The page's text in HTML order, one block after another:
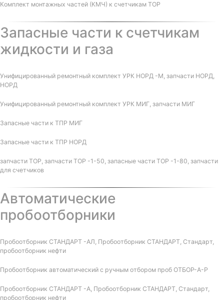
Комплект монтажных частей (КМЧ) к счетчикам ТОР
Запасные части к счетчикам
жидкости и газа
Унифицированный ремонтный комплект УРК НОРД -М, запчасти НОРД,
НОРД
Унифицированный ремонтный комплект УРК МИГ, запчасти МИГ
Запасные части к ТПР МИГ
Запасные части к ТПР НОРД
запчасти ТОР, запчасти ТОР -1-50, запасные части ТОР -1-80, запчасти
для счетчиков
Автоматические
пробоотборники
Пробоотборник СТАНДАРТ -АЛ, Пробоотборник СТАНДАРТ, Стандарт,
пробоотборник нефти
Пробоотборник автоматический с ручным отбором проб ОТБОР-А-Р
Пробоотборник СТАНДАРТ -А, Пробоотборник СТАНДАРТ, Стандарт,
пробоотборник нефти